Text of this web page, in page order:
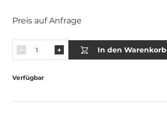
Preis auf Anfrage
In den Warenkorb
Verfügbar